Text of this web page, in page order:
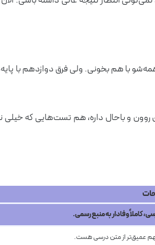
همه‌شو با هم بخونی. ولی فرق دوازدهم با
و باحال داره، هم تست‌هایی که خیلی
کاملاً وفادار به منبع رسمی.
عمیق‌تر از متن درسی هست.